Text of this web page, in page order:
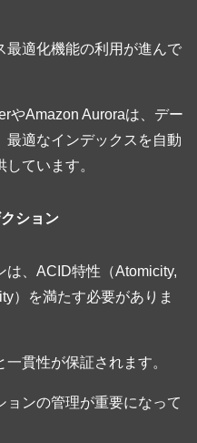
最適化機能の利用が進んで
やAmazon Auroraは、デー
最適なインデックスを自動
ています。
ション
は、ACID特性（Atomicity,
）を満たす必要がありま
貫性が保証されます。
ョンの管理が重要になって